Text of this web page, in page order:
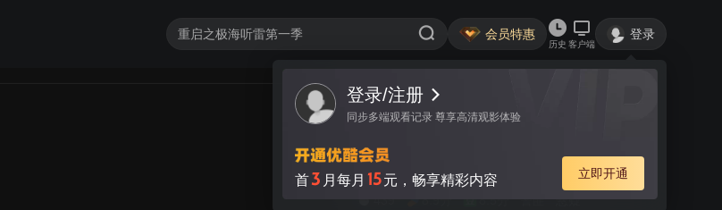
会员特惠
历史 客户端
登录
登录/注册
同步多端观看记录 尊享高清观影体验
首3 月每月 15元，畅享精彩内容 立即开通
视频 讨论
幽灵
8.9分 8.5分 警匪 悬疑